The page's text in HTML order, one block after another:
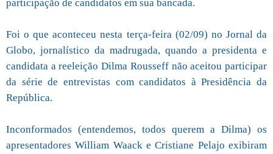
participação de candidatos em sua bancada.
Foi o que aconteceu nesta terça-feira (02/09) no Jornal da
Globo, jornalístico da madrugada, quando a presidenta e
candidata a reeleição Dilma Rousseff não aceitou participar
da série de entrevistas com candidatos à Presidência da
República.
Inconformados (entendemos, todos querem a Dilma) os
apresentadores William Waack e Cristiane Pelajo exibiram